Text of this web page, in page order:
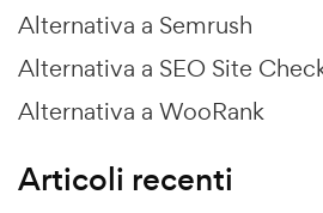
Alternativa a Semrush
Alternativa a SEO Site
Alternativa a WooRank
Articoli recenti